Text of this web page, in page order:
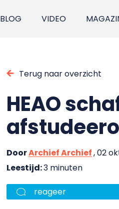
BLOG VIDEO
Terug naar overzicht
HEAO
DoorArchief Archief, 02
Leestijd:3 minuten
reageer